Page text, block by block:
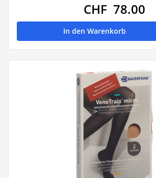
CHF 78.00
In den Warenkorb